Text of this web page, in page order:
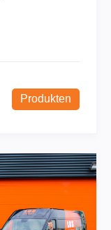
Produkten